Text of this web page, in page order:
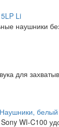
Li
наушники
для
белый
WI-C100